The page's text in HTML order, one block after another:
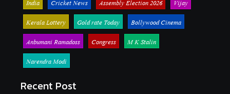
Kerala Lottery
Gold rate Today
Bollywood Cinema
Anbumani Ramadoss
Congress
M K Stalin
Narendra Modi
Recent Post